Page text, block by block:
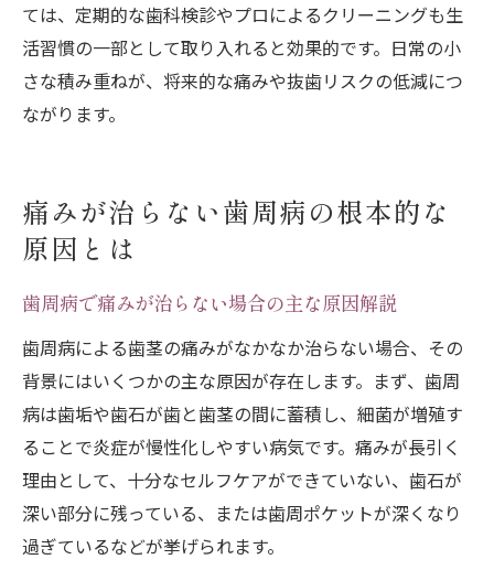
ては、定期的な歯科検診やプロによるクリーニングも生
活習慣の一部として取り入れると効果的です。日常の小
さな積み重ねが、将来的な痛みや抜歯リスクの低減につ
ながります。
痛みが治らない歯周病の根本的な
原因とは
歯周病で痛みが治らない場合の主な原因解説
歯周病による歯茎の痛みがなかなか治らない場合、その
背景にはいくつかの主な原因が存在します。まず、歯周
病は歯垢や歯石が歯と歯茎の間に蓄積し、細菌が増殖す
ることで炎症が慢性化しやすい病気です。痛みが長引く
理由として、十分なセルフケアができていない、歯石が
深い部分に残っている、または歯周ポケットが深くなり
過ぎているなどが挙げられます。